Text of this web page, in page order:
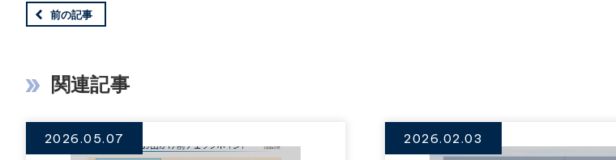
前の記事
関連記事
2026.05.07 2026.02.03